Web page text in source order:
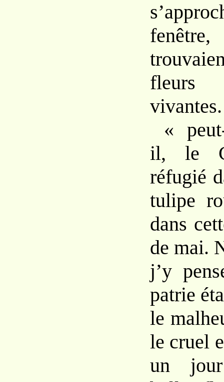
fleurs
vivantes.
«
il, le
réfugié
tulipe
dans
de mai.
j’y
patrie
le
le cruel
un